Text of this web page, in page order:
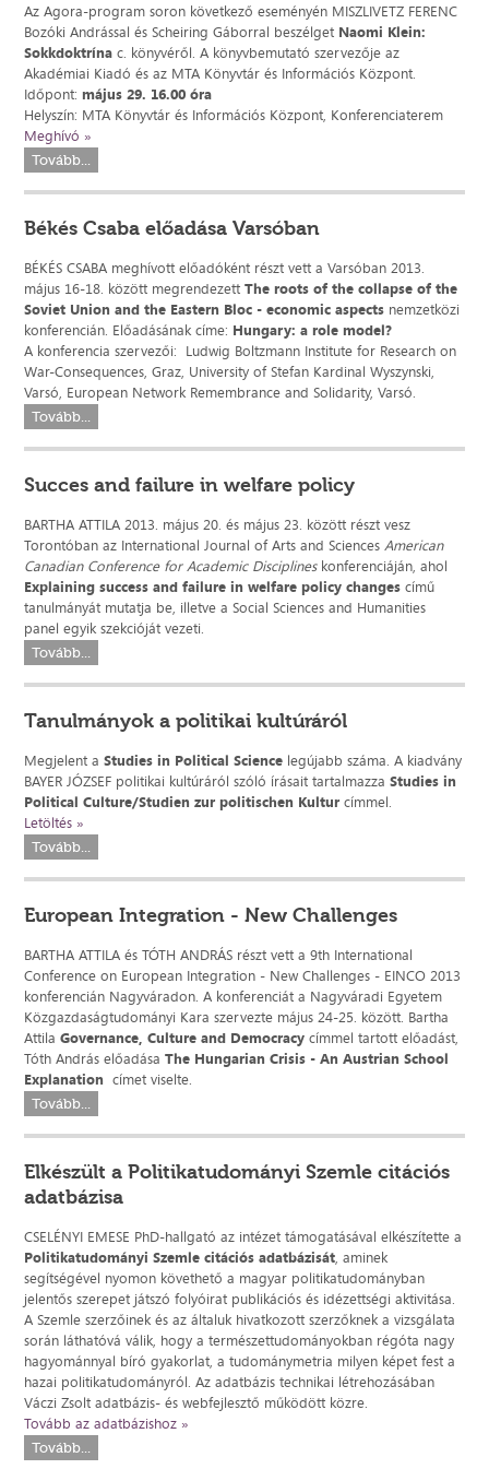
Az Agora-program soron következő eseményén MISZLIVETZ FERENC
Bozóki Andrással és Scheiring Gáborral beszélget Naomi Klein:
Sokkdoktrína c. könyvéről. A könyvbemutató szervezője az
Akadémiai Kiadó és az MTA Könyvtár és Információs Központ.
Időpont:május 29. 16.00 óra
Helyszín: MTA Könyvtár és Információs Központ, Konferenciaterem
Meghívó »
Tovább...
Békés Csaba előadása Varsóban
BÉKÉS CSABA meghívott előadóként részt vett a Varsóban 2013.
május 16-18. között megrendezettThe roots of the collapse of the
Soviet Union and the Eastern Bloc - economic aspects nemzetközi
konferencián. Előadásának címe: Hungary: a role model?
A konferencia szervezői: Ludwig Boltzmann Institute for Research on
War-Consequences, Graz, University of Stefan Kardinal Wyszynski,
Varsó, European Network Remembrance and Solidarity, Varsó.
Tovább...
Succes and failure in welfare policy
BARTHA ATTILA 2013. május 20. és május 23. között részt vesz
Torontóban az International Journal of Arts and SciencesAmerican
Canadian Conference for Academic Disciplineskonferenciáján, ahol
Explaining success and failure in welfare policy changes című
tanulmányát mutatja be, illetve a Social Sciences and Humanities
panel egyik szekcióját vezeti.
Tovább...
Tanulmányok a politikai kultúráról
Megjelent aStudies in Political Science legújabb száma. A kiadvány
BAYER JÓZSEF politikai kultúráról szóló írásait tartalmazzaStudies in
Political Culture/Studien zur politischen Kultur címmel.
Letöltés »
Tovább...
European Integration - New Challenges
BARTHA ATTILA és TÓTH ANDRÁS részt vett a 9th International
Conference on European Integration - New Challenges - EINCO 2013
konferencián Nagyváradon. A konferenciát a Nagyváradi Egyetem
Közgazdaságtudományi Kara szervezte május 24-25. között. Bartha
AttilaGovernance, Culture and Democracy címmel tartott előadást,
Tóth András előadásaThe Hungarian Crisis - An Austrian School
Explanation címet viselte.
Tovább...
Elkészült a Politikatudományi Szemle citációs
adatbázisa
CSELÉNYI EMESE PhD-hallgató az intézet támogatásával elkészítette a
Politikatudományi Szemle citációs adatbázisát, aminek
segítségével nyomon követhető a magyar politikatudományban
jelentős szerepet játszó folyóirat publikációs és idézettségi aktivitása.
A Szemle szerzőinek és az általuk hivatkozott szerzőknek a vizsgálata
során láthatóvá válik, hogy a természettudományokban régóta nagy
hagyománnyal bíró gyakorlat, a tudománymetria milyen képet fest a
hazai politikatudományról. Az adatbázis technikai létrehozásában
Váczi Zsolt adatbázis- és webfejlesztő működött közre.
Tovább az adatbázishoz »
Tovább...